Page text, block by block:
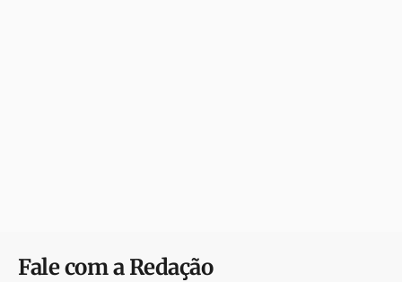
Fale com a Redação